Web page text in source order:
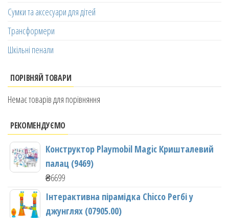
Сумки та аксесуари для дітей
Трансформери
Шкільні пенали
ПОРІВНЯЙ ТОВАРИ
Немає товарів для порівняння
РЕКОМЕНДУЄМО
Конструктор Playmobil Magic Кришталевий
палац (9469)
₴6699
Інтерактивна пірамідка Chicco Регбі у
джунглях (07905.00)